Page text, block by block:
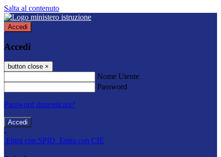
Salta al contenuto
Accedi
Accedi
button close ×
Nome Utente
Password
Password dimenticata?
-
Entra con SPID Entra con CIE